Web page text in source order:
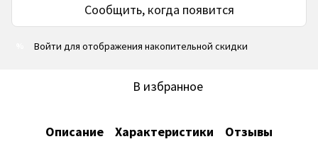
Сообщить, когда появится
Войти для отображения накопительной скидки
В избранное
Описание Характеристики Отзывы